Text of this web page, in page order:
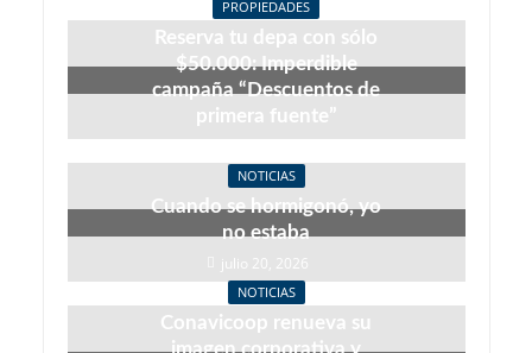
PROPIEDADES
Reserva tu depa con sólo
$50.000: Imperdible
campaña “Descuentos de
primera fuente”
NOTICIAS
Cuando se hormigonó, yo
no estaba
julio 20, 2026
NOTICIAS
Conavicoop renueva su